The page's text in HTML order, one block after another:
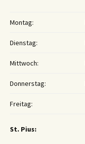
Montag:
Dienstag:
Mittwoch:
Donnerstag:
Freitag:
St. Pius: